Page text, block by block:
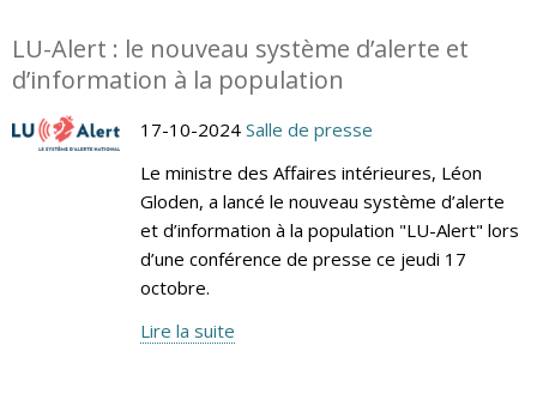
LU-Alert : le nouveau système d’alerte et
d’information à la population
17-10-2024 Salle de presse
Le ministre des Affaires intérieures, Léon
Gloden, a lancé le nouveau système d’alerte
et d’information à la population "LU-Alert" lors
d’une conférence de presse ce jeudi 17
octobre.
Lire la suite